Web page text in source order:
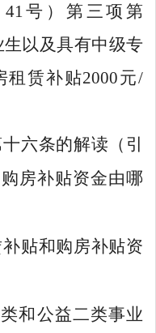
41号）第三项第
以及具有中级专
租赁补贴2000元/
六条的解读 （ 引
房补贴资金由哪
贴和购房补贴资
和公益二类事业